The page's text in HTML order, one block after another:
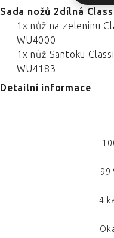
Sada nožů 2dílná
1x nůž na zeleninu
WU4000
1x nůž Santoku
WU4183
Detailní informace
99
4